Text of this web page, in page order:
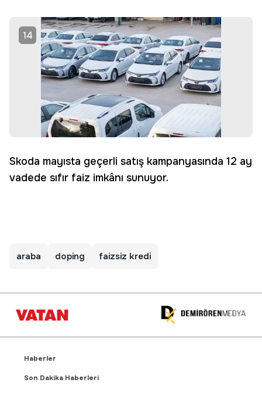
14
Skoda mayısta geçerli satış kampanyasında 12 ay
vadede sıfır faiz imkânı sunuyor.
araba doping faizsiz kredi
Haberler
Son Dakika Haberleri